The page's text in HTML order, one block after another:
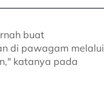
buat
di pawagam melalui
katanya pada